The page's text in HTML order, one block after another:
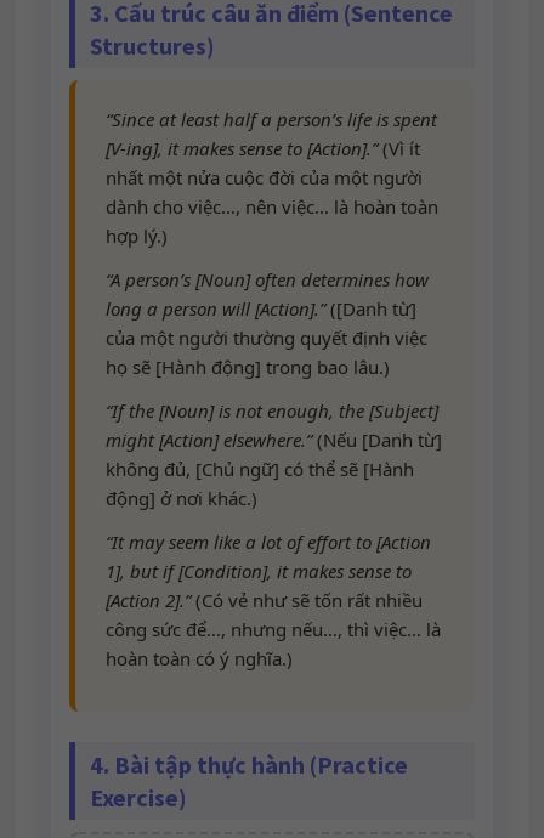
3. Cấu trúc câu ăn điểm (Sentence
Structures)
“Since at least half a person’s life is spent
[V-ing], it makes sense to [Action].”(Vì ít
nhất một nửa cuộc đời của một người
dành cho việc…, nên việc… là hoàn toàn
hợp lý.)
“A person’s [Noun] often determines how
long a person will [Action].”([Danh từ]
của một người thường quyết định việc
họ sẽ [Hành động] trong bao lâu.)
“If the [Noun] is not enough, the [Subject]
might [Action] elsewhere.”(Nếu [Danh từ]
không đủ, [Chủ ngữ] có thể sẽ [Hành
động] ở nơi khác.)
“It may seem like a lot of effort to [Action
1], but if [Condition], it makes sense to
[Action 2].”(Có vẻ như sẽ tốn rất nhiều
công sức để…, nhưng nếu…, thì việc… là
hoàn toàn có ý nghĩa.)
4. Bài tập thực hành (Practice
Exercise)